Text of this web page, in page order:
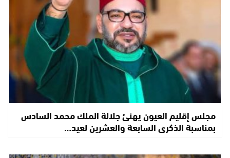
مجلس إقليم العيون يهنئ جلالة الملك محمد السادس
بمناسبة الذكرى السابعة والعشرين لعيد…